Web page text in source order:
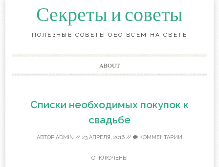
Секреты и советы
ПОЛЕЗНЫЕ СОВЕТЫ ОБО ВСЕМ НА СВЕТЕ
Перейти
к
ABOUT
Списки необходимых покупок к
свадьбе
АВТОР ADMIN // 23 АПРЕЛЯ, 2016 // КОММЕНТАРИИ
ОТКЛЮЧЕНЫ